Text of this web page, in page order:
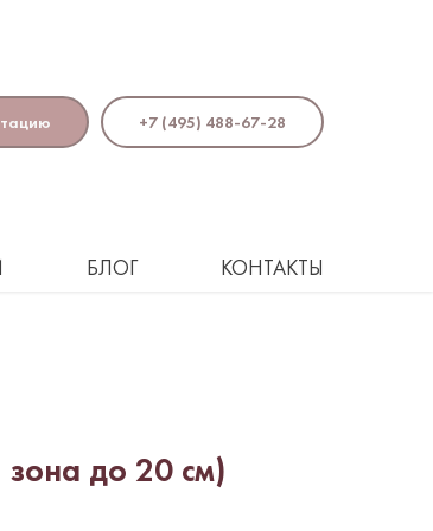
+7 (495) 488-67-28
БЛОГ КОНТАКТЫ
до 20 см)